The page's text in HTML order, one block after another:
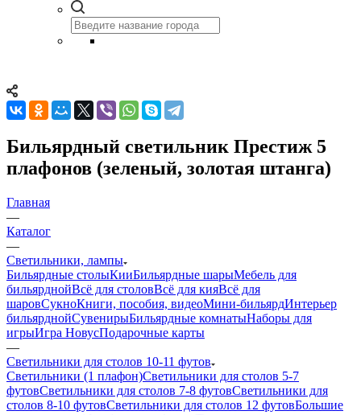
Бильярдный светильник Престиж 5
плафонов (зеленый, золотая штанга)
Главная
—
Каталог
—
Светильники, лампы
Бильярдные столыКииБильярдные шарыМебель для
бильярднойВсё для столовВсё для кияВсё для
шаровСукноКниги, пособия, видеоМини-бильярдИнтерьер
бильярднойСувенирыБильярдные комнатыНаборы для
игрыИгра НовусПодарочные карты
—
Светильники для столов 10-11 футов
Светильники (1 плафон)Светильники для столов 5-7
футовСветильники для столов 7-8 футовСветильники для
столов 8-10 футовСветильники для столов 12 футовБольшие